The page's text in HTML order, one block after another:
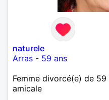
naturele
Arras - 59 ans
Femme divorcé(e) de
amicale